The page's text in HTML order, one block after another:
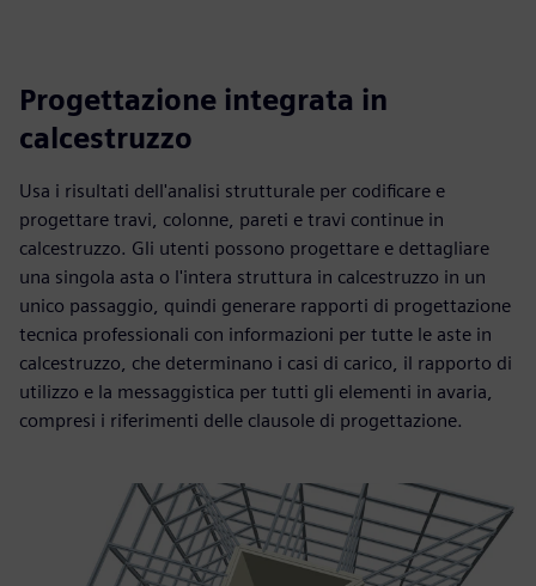
Progettazione integrata in
calcestruzzo
Usa i risultati dell'analisi strutturale per codificare e
progettare travi, colonne, pareti e travi continue in
calcestruzzo. Gli utenti possono progettare e dettagliare
una singola asta o l'intera struttura in calcestruzzo in un
unico passaggio, quindi generare rapporti di progettazione
tecnica professionali con informazioni per tutte le aste in
calcestruzzo, che determinano i casi di carico, il rapporto di
utilizzo e la messaggistica per tutti gli elementi in avaria,
compresi i riferimenti delle clausole di progettazione.